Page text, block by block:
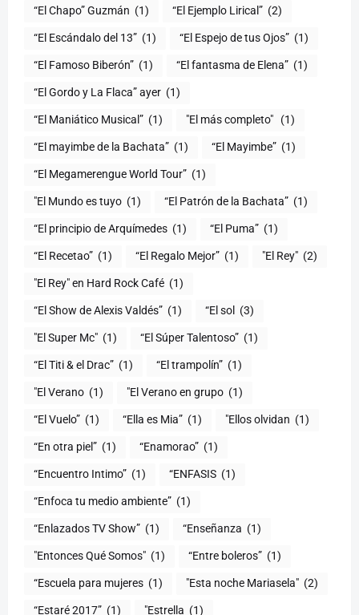
“El Chapo” Guzmán (1) “El Ejemplo Lirical” (2)
“El Escándalo del 13” (1) “El Espejo de tus Ojos” (1)
“El Famoso Biberón” (1) “El fantasma de Elena” (1)
“El Gordo y La Flaca” ayer (1)
“El Maniático Musical” (1) "El más completo" ​ (1)
“El mayimbe de la Bachata” (1) “El Mayimbe” (1)
“El Megamerengue World Tour” (1)
"El Mundo es tuyo (1) “El Patrón de la Bachata” (1)
“El principio de Arquímedes (1) “El Puma” (1)
“El Recetao” (1) “El Regalo Mejor” (1) "El Rey" (2)
"El Rey" en Hard Rock Café (1)
“El Show de Alexis Valdés” (1) “El sol (3)
"El Super Mc" (1) (1)
“El Titi & el Drac” (1) “El trampolín” (1)
"El Verano (1) "El Verano en grupo (1)
(1) “Ella es Mia” (1) "Ellos olvidan (1)
“En otra piel” (1) “Enamorao” (1)
“Encuentro Intimo” (1) “ENFASIS (1)
“Enfoca tu medio ambiente” (1)
“Enlazados TV Show” (1) “Enseñanza (1)
"Entonces Qué Somos" (1) “Entre boleros” (1)
“Escuela para mujeres (1) "Esta noche Mariasela" (2)
“Estaré 2017” (1) "Estrella (1)